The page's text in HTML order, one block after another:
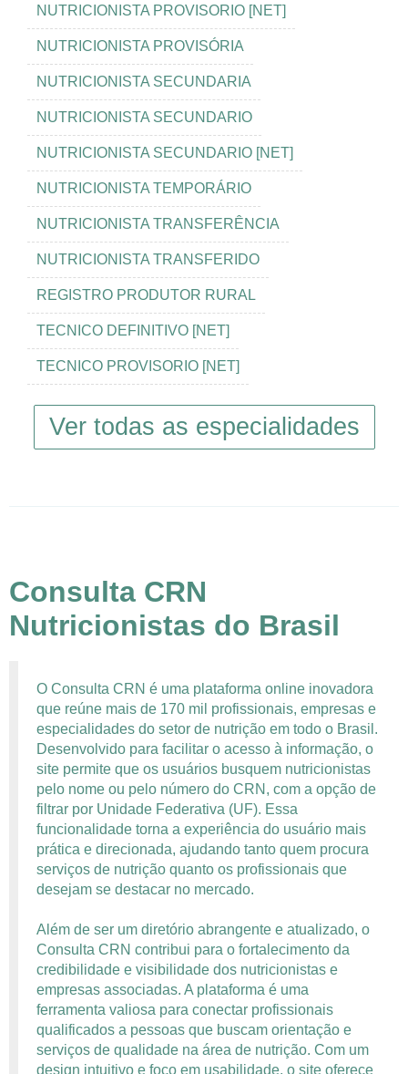
NUTRICIONISTA PROVISORIO [NET]
NUTRICIONISTA PROVISÓRIA
NUTRICIONISTA SECUNDARIA
NUTRICIONISTA SECUNDARIO
NUTRICIONISTA SECUNDARIO [NET]
NUTRICIONISTA TEMPORÁRIO
NUTRICIONISTA TRANSFERÊNCIA
NUTRICIONISTA TRANSFERIDO
REGISTRO PRODUTOR RURAL
TECNICO DEFINITIVO [NET]
TECNICO PROVISORIO [NET]
Ver todas as especialidades
Consulta CRN
Nutricionistas do Brasil
O Consulta CRN é uma plataforma online inovadora
que reúne mais de 170 mil profissionais, empresas e
especialidades do setor de nutrição em todo o Brasil.
Desenvolvido para facilitar o acesso à informação, o
site permite que os usuários busquem nutricionistas
pelo nome ou pelo número do CRN, com a opção de
filtrar por Unidade Federativa (UF). Essa
funcionalidade torna a experiência do usuário mais
prática e direcionada, ajudando tanto quem procura
serviços de nutrição quanto os profissionais que
desejam se destacar no mercado.
Além de ser um diretório abrangente e atualizado, o
Consulta CRN contribui para o fortalecimento da
credibilidade e visibilidade dos nutricionistas e
empresas associadas. A plataforma é uma
ferramenta valiosa para conectar profissionais
qualificados a pessoas que buscam orientação e
serviços de qualidade na área de nutrição. Com um
design intuitivo e foco em usabilidade, o site oferece